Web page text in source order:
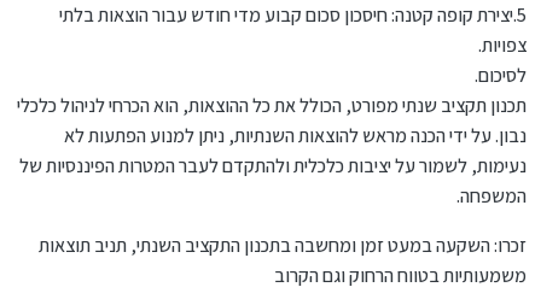
5.יצירת קופה קטנה: חיסכון סכום קבוע מדי חודש עבור הוצאות בלתי
צפויות.
לסיכום.
תכנון תקציב שנתי מפורט, הכולל את כל ההוצאות, הוא הכרחי לניהול כלכלי
נבון. על ידי הכנה מראש להוצאות השנתיות, ניתן למנוע הפתעות לא
נעימות, לשמור על יציבות כלכלית ולהתקדם לעבר המטרות הפיננסיות של
המשפחה.
זכרו: השקעה במעט זמן ומחשבה בתכנון התקציב השנתי, תניב תוצאות
משמעותיות בטווח הרחוק וגם הקרוב